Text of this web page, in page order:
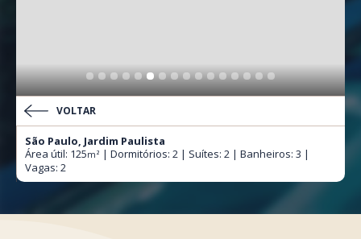
VOLTAR
São Paulo, Jardim Paulista
Área útil: 125m² | Dormitórios: 2 | Suítes: 2 | Banheiros: 3 |
Vagas: 2